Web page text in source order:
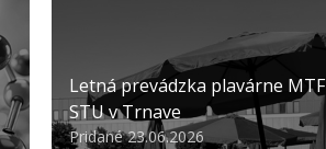
Letná prevádzka plavárne MTF
STU v Trnave
Pridané 23.06.2026